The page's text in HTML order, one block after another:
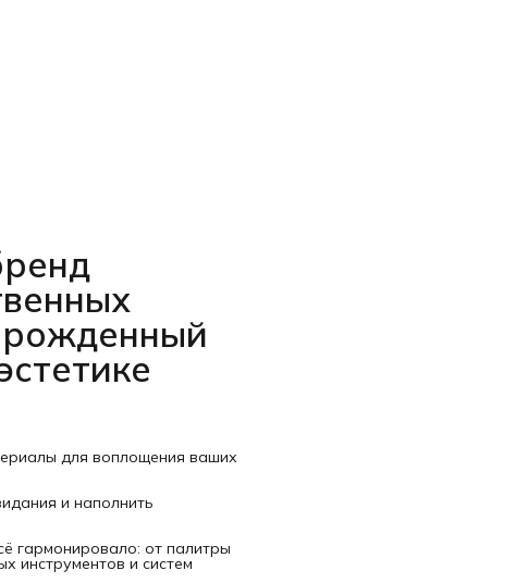
для воплощения ваших
и наполнить
гармонировало: от палитры
инструментов и систем